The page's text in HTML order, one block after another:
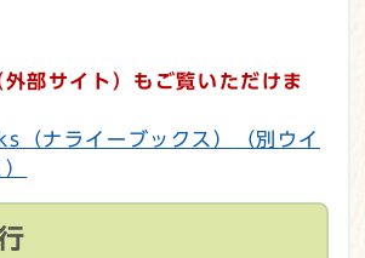
部サイト）もご覧いただけま
ナライーブックス）
（別ウイ